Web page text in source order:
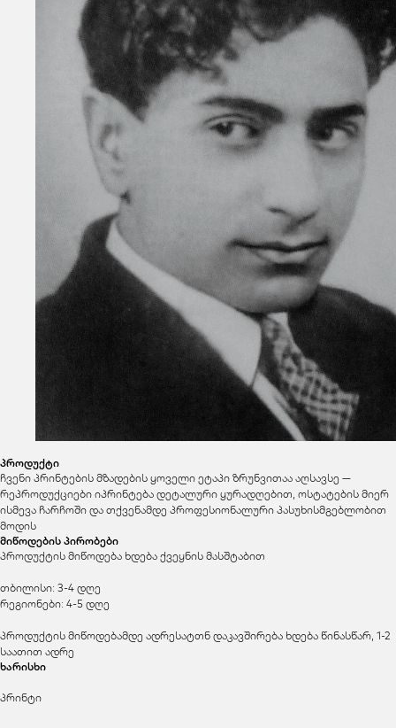
პროდუქტი
ჩვენი პრინტების მზადების ყოველი ეტაპი ზრუნვითაა აღსავსე —
რეპროდუქციები იპრინტება დეტალური ყურადღებით, ოსტატების მიერ
ისმევა ჩარჩოში და თქვენამდე პროფესიონალური პასუხისმგებლობით
მოდის
მიწოდების პირობები
პროდუქტის მიწოდება ხდება ქვეყნის მასშტაბით
თბილისი: 3-4 დღე
რეგიონები: 4-5 დღე
პროდუქტის მიწოდებამდე ადრესატთნ დაკავშირება ხდება წინასწარ, 1-2
საათით ადრე
ხარისხი
პრინტი